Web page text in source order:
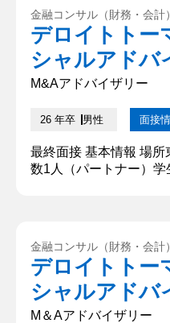
しているため、今後父
ってしまいます。 その
金融コンサル（財務・会計）
デロイトトー
シャルアドバ
M&Aアドバイザリー
26 年卒 男性 面接
最終面接 基本情報 場
数1人（パートナー）
3．それをどう乗り越え
答】 1．新しいことに
たいと思ったか...
金融コンサル（財務・会計）
デロイトトー
シャルアドバ
M＆Aアドバイザリー